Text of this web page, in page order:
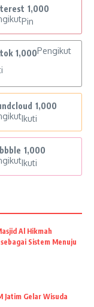
1,000
Pin
1,000Pengikut
1,000
Ikuti
1,000
Ikuti
Al Hikmah
Sistem Menuju
Jatim Gelar Wisuda